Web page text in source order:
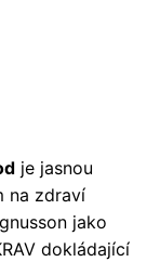
je jasnou
na zdraví
jako
dokládající